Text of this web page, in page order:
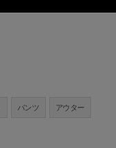
パンツ アウター